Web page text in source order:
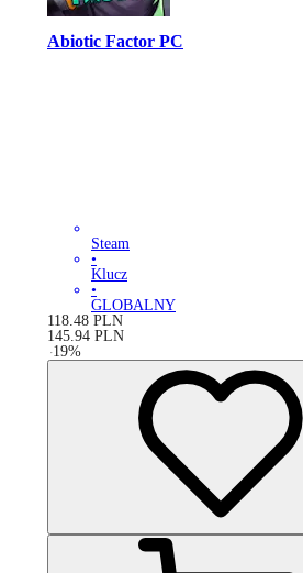
Abiotic Factor PC
Steam
•
Klucz
•
GLOBALNY
118.48 PLN
145.94 PLN
-19%